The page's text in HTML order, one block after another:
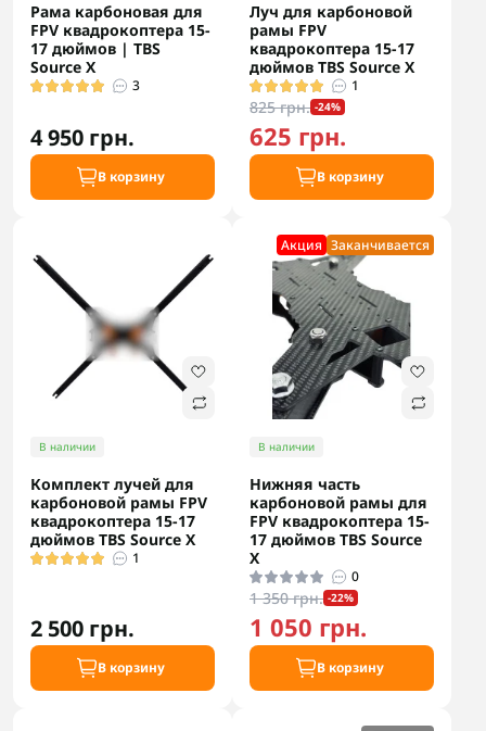
Рама карбоновая для
FPV квадрокоптера 15-
17 дюймов | TBS
Source X
3
4 950 грн.
В корзину
Луч для карбоновой
рамы FPV
квадрокоптера 15-17
дюймов TBS Source X
1
825 грн. -24%
625 грн.
В корзину
В наличии
Комплект лучей для
карбоновой рамы FPV
квадрокоптера 15-17
дюймов TBS Source X
1
2 500 грн.
В корзину
Акция Заканчивается
В наличии
Нижняя часть
карбоновой рамы для
FPV квадрокоптера 15-
17 дюймов TBS Source
X
0
1 350 грн. -22%
1 050 грн.
В корзину